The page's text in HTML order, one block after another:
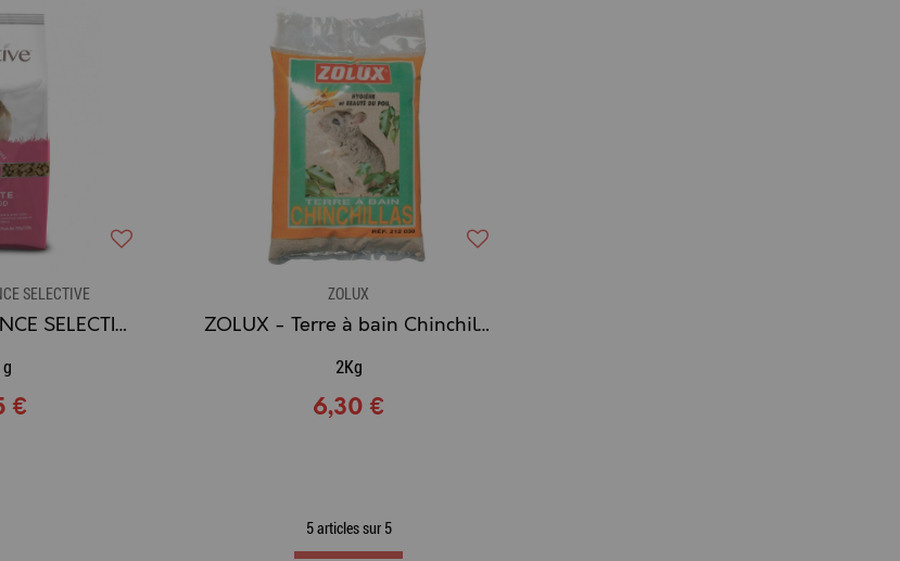
SELECTIVE
SUPREME - SCIENCE SELECTIVE - Aliment extrudé granulé pour Gerbille 700 g
€
ZOLUX
ZOLUX - Terre à bain Chinchillas 2Kg
2Kg
6,30 €
5 articles sur 5